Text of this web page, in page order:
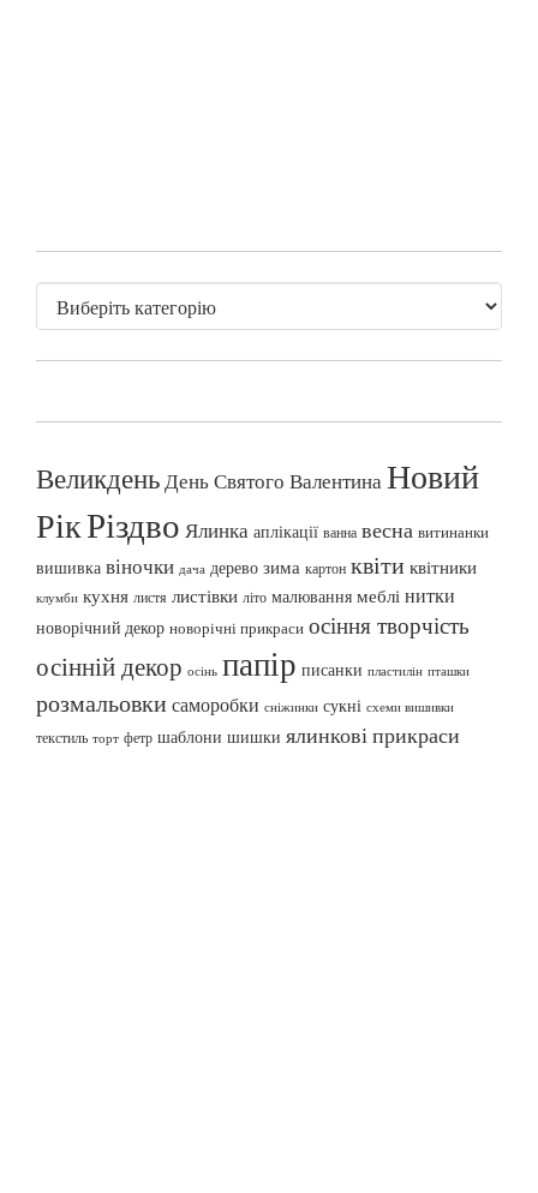
ВеликденьДень Святого ВалентинаНовий
РікРіздво Ялинка аплікації ванна весна витинанки
вишивка віночки дача дерево зима картон квіти квітники
клумби кухня листя листівки літо малювання меблі нитки
новорічний декор новорічні прикраси осіння творчість
осінній декор осінь папір писанки пластилін пташки
розмальовки саморобки сніжинки сукні схеми вишивки
текстиль торт фетр шаблони шишки ялинкові прикраси